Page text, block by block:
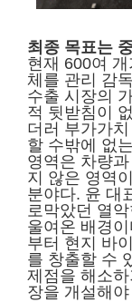
최종 목표는
현재 600여
체를 관리 감
수출 시장의
적 뒷받침이
더러 부가가
할 수밖에 없
영역은 차량
지 않은 영역
분야다. 윤 대
로막았던 열
울여온 배경
부터 현지 바
를 창출할 수
제점을 해소
장을 개설해